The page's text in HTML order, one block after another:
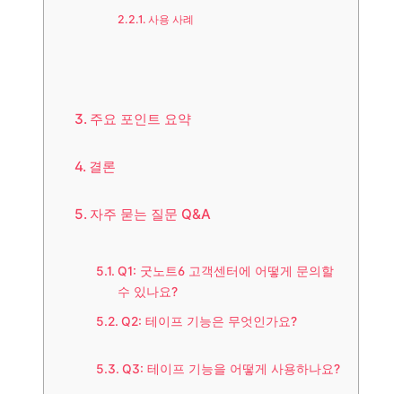
사용 사례
주요 포인트 요약
결론
자주 묻는 질문 Q&A
Q1: 굿노트6 고객센터에 어떻게 문의할
수 있나요?
Q2: 테이프 기능은 무엇인가요?
Q3: 테이프 기능을 어떻게 사용하나요?